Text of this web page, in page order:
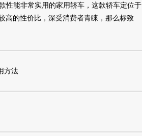
风鸿泰沌口 武汉
翰
价格
性能非常实用的家用轿车，这款轿车定位于
高的性价比，深受消费者青睐，那么标致
方法